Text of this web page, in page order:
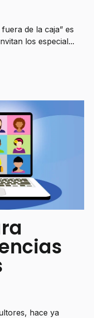
de la caja” es
los especial...
hace ya